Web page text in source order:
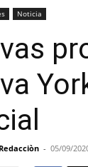
Noticia
- 05/09/